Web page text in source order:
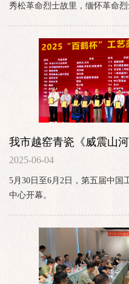
秀松革命烈士故里，缅怀革命
我市越窑青瓷《威震山
届全国展上获奖
2025-06-04
5月30日至6月2日，第五届中国
中心开幕。